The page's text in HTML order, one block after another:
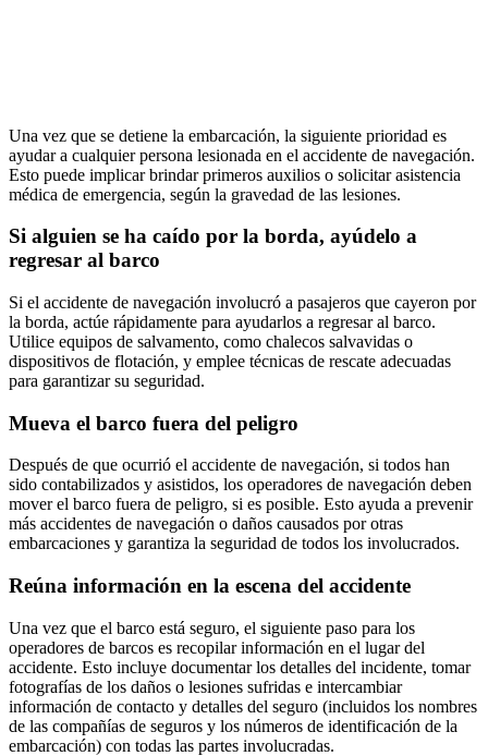
Una vez que se detiene la embarcación, la siguiente prioridad es
ayudar a cualquier persona lesionada en el accidente de navegación.
Esto puede implicar brindar primeros auxilios o solicitar asistencia
médica de emergencia, según la gravedad de las lesiones.
Si alguien se ha caído por la borda, ayúdelo a
regresar al barco
Si el accidente de navegación involucró a pasajeros que cayeron por
la borda, actúe rápidamente para ayudarlos a regresar al barco.
Utilice equipos de salvamento, como chalecos salvavidas o
dispositivos de flotación, y emplee técnicas de rescate adecuadas
para garantizar su seguridad.
Mueva el barco fuera del peligro
Después de que ocurrió el accidente de navegación, si todos han
sido contabilizados y asistidos, los operadores de navegación deben
mover el barco fuera de peligro, si es posible. Esto ayuda a prevenir
más accidentes de navegación o daños causados por otras
embarcaciones y garantiza la seguridad de todos los involucrados.
Reúna información en la escena del accidente
Una vez que el barco está seguro, el siguiente paso para los
operadores de barcos es recopilar información en el lugar del
accidente. Esto incluye documentar los detalles del incidente, tomar
fotografías de los daños o lesiones sufridas e intercambiar
información de contacto y detalles del seguro (incluidos los nombres
de las compañías de seguros y los números de identificación de la
embarcación) con todas las partes involucradas.